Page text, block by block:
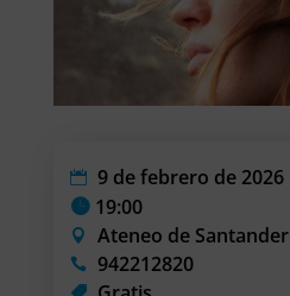
9 de febrero de 2026
19:00
Ateneo de Santander
942212820